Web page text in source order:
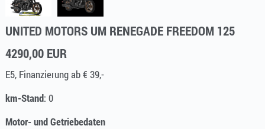
UNITED MOTORS UM RENEGADE FREEDOM 125
4290,00 EUR
E5, Finanzierung ab € 39,-
km-Stand: 0
Motor- und Getriebedaten